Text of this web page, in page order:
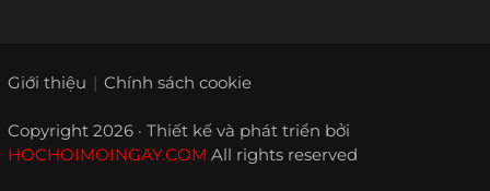
Giới thiệu Chính sách cookie
Copyright 2026 · Thiết kế và phát triển bởi
HOCHOIMOINGAY.COM All rights reserved